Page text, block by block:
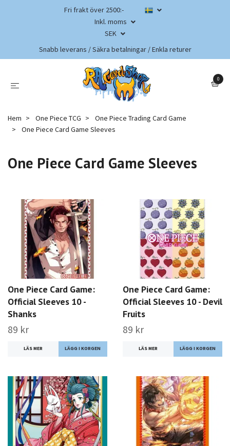
Fri frakt över 2500:-
Inkl. moms
SEK
Snabb leverans / Säkra betalningar / Enkla returer
0
Hem One Piece TCG
One Piece Trading Card Game
One Piece Card Game Sleeves
One Piece Card Game Sleeves
One Piece Card Game:
Official Sleeves 10 -
Shanks
89 kr
LÄS MER
One Piece Card Game:
Official Sleeves 10 - Devil
Fruits
89 kr
LÄS MER